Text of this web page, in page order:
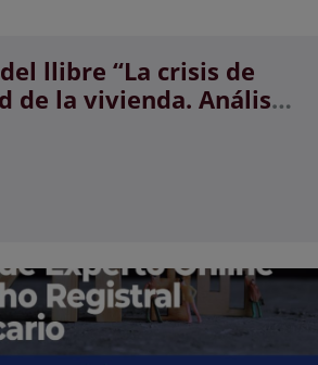
llibre “La crisis de
de la vivienda. Análisis